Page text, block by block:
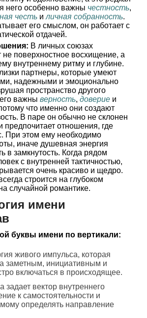
него особенно важны честность,
честь и личная собранность.
его смыслом, он работает с
отдачей.
В личных союзах
не поверхностное восхищение, а
внутреннему ритму и глубине.
партнеры, которые умеют
надежными и эмоционально
пространство другого
важны верность, доверие и
что именно они создают
В паре он обычно не склонен
предпочитает отношения, где
При этом ему необходимо
иначе душевная энергия
в замкнутость. Когда рядом
с внутренней тактичностью,
очень красиво и щедро.
строится на глубоком
случайной романтике.
имени
буквы имени по вертикали:
живого импульса, которая
заметным, инициативным и
включаться в происходящее.
задает вектор внутреннего
к самостоятельности и
определять направление